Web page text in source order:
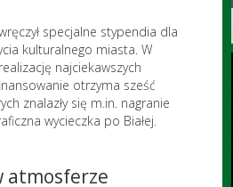
specjalne stypendia dla
kulturalnego miasta. W
najciekawszych
otrzyma sześć
znalazły się m.in. nagranie
wycieczka po Białej.
atmosferze